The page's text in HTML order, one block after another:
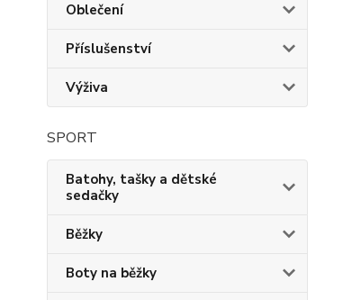
Oblečení
Příslušenství
Výživa
SPORT
Batohy, tašky a dětské
sedačky
Běžky
Boty na běžky